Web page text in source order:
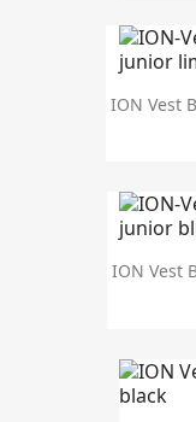
annata
dimensione
ION Vest
ION Vest